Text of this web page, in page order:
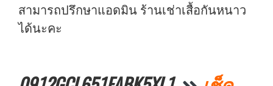
สามารถปรึกษาแอดมิน ร้านเช่าเสื้อกันหนาว
ได้นะคะ